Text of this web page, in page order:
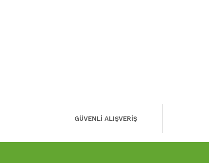
GÜVENLİ ALIŞVERİŞ